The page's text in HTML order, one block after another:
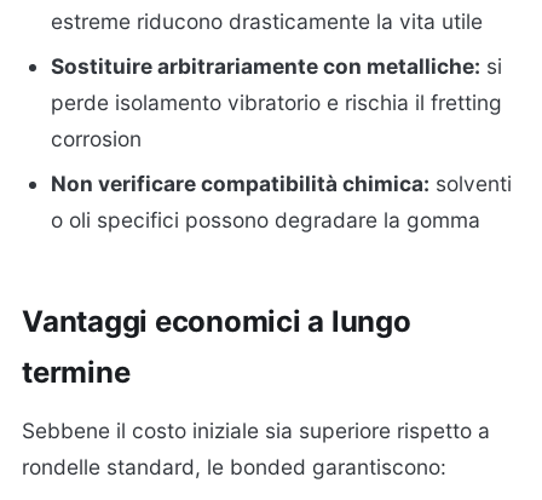
estreme riducono drasticamente la vita utile
Sostituire arbitrariamente con metalliche: si
perde isolamento vibratorio e rischia il fretting
corrosion
Non verificare compatibilità chimica: solventi
o oli specifici possono degradare la gomma
Vantaggi economici a lungo
termine
Sebbene il costo iniziale sia superiore rispetto a
rondelle standard, le bonded garantiscono: